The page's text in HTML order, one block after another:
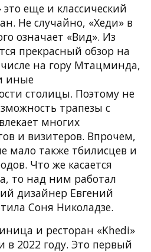
еще и классический
Не случайно, «Хеди» в
означает «Вид». Из
прекрасный обзор на
на гору Мтацминда,
иные
столицы. Поэтому не
трапезы с
многих
и визитеров. Впрочем,
мало также тбилисцев и
Что же касается
то над ним работал
дизайнер Евгений
Соня Николадзе.
и ресторан «Khedi»
в 2022 году. Это первый